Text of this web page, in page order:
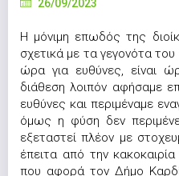
26/09/2023
Η μόνιμη επωδός της
σχετικά με τα γεγονότα του
ώρα για ευθύνες, είναι
διάθεση λοιπόν αφήσαμε
ευθύνες και περιμέναμε
όμως η φύση δεν
εξεταστεί πλέον με
έπειτα από την
που αφορά τον Δήμο